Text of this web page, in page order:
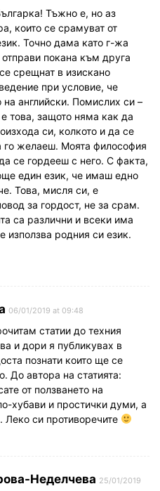
Тъжно е, но аз
които се срамуват от
Точно дама като г-жа
покана към друга
срещнат в изискано
при условие, че
на английски. Помислих си –
това, защото няма как да
си, колкото и да се
го желаеш. Моята философия
се гордееш с него. С факта,
един език, че имаш едно
Това, мисля си, е
за гордост, не за срам.
са различни и всеки има
използва родния си език.
06/01/2019 at 09:48
статии до техния
и дори я публикувах в
познати които ще се
До автора на статията:
от ползването на
хубави и простички думи, а
Леко си противоречите
Неделчева 25/01/2019